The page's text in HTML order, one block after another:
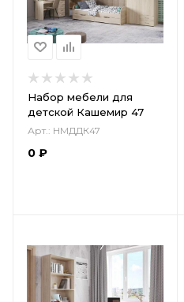
Набор мебели для
детской Кашемир 47
Арт.: НМДДК47
0 ₽